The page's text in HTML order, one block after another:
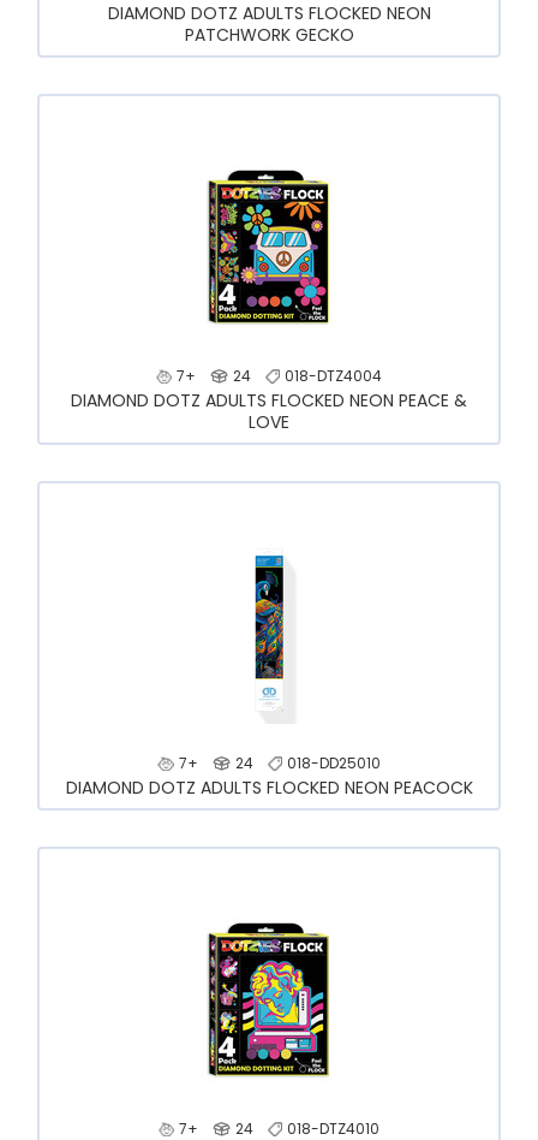
DIAMOND DOTZ ADULTS FLOCKED NEON
PATCHWORK GECKO
7+ 24 018-DTZ4004
DIAMOND DOTZ ADULTS FLOCKED NEON PEACE &
LOVE
7+ 24 018-DD25010
DIAMOND DOTZ ADULTS FLOCKED NEON PEACOCK
7+ 24 018-DTZ4010